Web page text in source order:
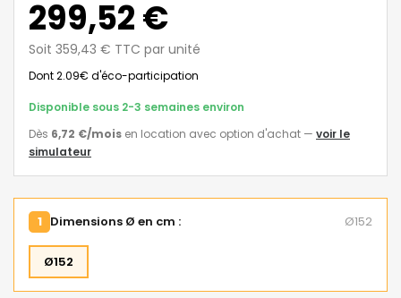
299,52 €
Soit 359,43 € TTC par unité
Dont 2.09€ d'éco-participation
Disponible sous 2-3 semaines environ
Dès 6,72 €/mois en location avec option d'achat — voir le
simulateur
1 Dimensions Ø en cm : Ø152
Ø152